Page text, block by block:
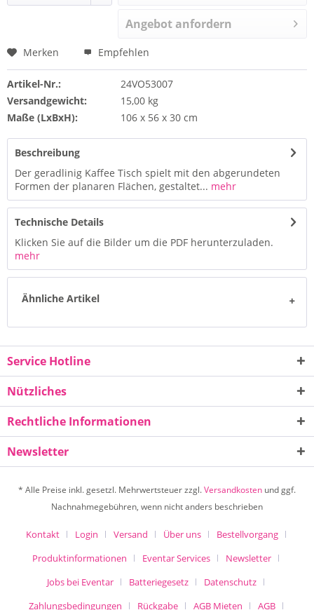
Angebot anfordern
Merken Empfehlen
Artikel-Nr.:
24VO53007
Versandgewicht:
15,00 kg
Maße (LxBxH):
106 x 56 x 30 cm
Beschreibung
Der geradlinig Kaffee Tisch spielt mit den abgerundeten
Formen der planaren Flächen, gestaltet... mehr
Technische Details
Klicken Sie auf die Bilder um die PDF herunterzuladen.
mehr
Ähnliche Artikel
Service Hotline
Nützliches
Rechtliche Informationen
Newsletter
* Alle Preise inkl. gesetzl. Mehrwertsteuer zzgl.Versandkosten und ggf.
Nachnahmegebühren, wenn nicht anders beschrieben
Kontakt Login Versand Über uns
Bestellvorgang
Produktinformationen
Eventar Services
Newsletter
Jobs bei Eventar
Batteriegesetz
Datenschutz
Zahlungsbedingungen
Rückgabe AGB Mieten AGB